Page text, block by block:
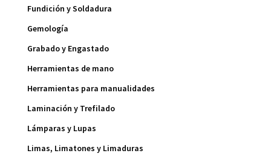
Fundición y Soldadura
Gemología
Grabado y Engastado
Herramientas de mano
Herramientas para manualidades
Laminación y Trefilado
Lámparas y Lupas
Limas, Limatones y Limaduras